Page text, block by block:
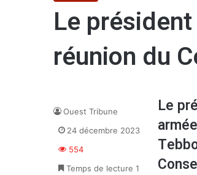
Le
réunion du
Le
Ouest Tribune
24 décembre 2023
554
Temps de lecture 1